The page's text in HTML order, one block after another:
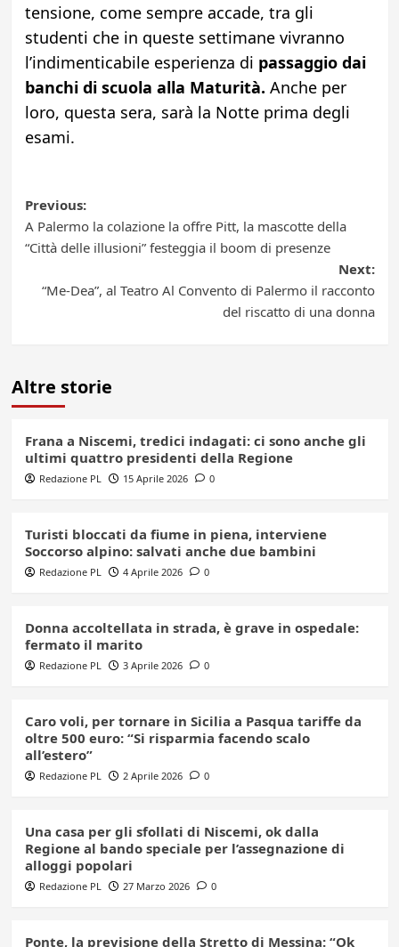
tensione, come sempre accade, tra gli
studenti che in queste settimane vivranno
l’indimenticabile esperienza di passaggio dai
banchi di scuola alla Maturità. Anche per
loro, questa sera, sarà la Notte prima degli
esami.
Post
navigation
Previous:
A Palermo la colazione la offre Pitt, la mascotte della
“Città delle illusioni” festeggia il boom di presenze
Next:
“Me-Dea”, al Teatro Al Convento di Palermo il racconto
del riscatto di una donna
Altre storie
Frana a Niscemi, tredici indagati: ci sono anche gli
ultimi quattro presidenti della Regione
Redazione PL 15 Aprile 2026 0
Turisti bloccati da fiume in piena, interviene
Soccorso alpino: salvati anche due bambini
Redazione PL 4 Aprile 2026 0
Donna accoltellata in strada, è grave in ospedale:
fermato il marito
Redazione PL 3 Aprile 2026 0
Caro voli, per tornare in Sicilia a Pasqua tariffe da
oltre 500 euro: “Si risparmia facendo scalo
all’estero”
Redazione PL 2 Aprile 2026 0
Una casa per gli sfollati di Niscemi, ok dalla
Regione al bando speciale per l’assegnazione di
alloggi popolari
Redazione PL 27 Marzo 2026 0
Ponte, la previsione della Stretto di Messina: “Ok